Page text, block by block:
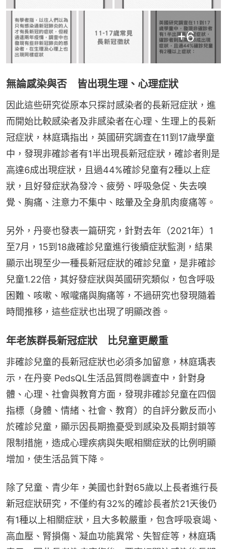
+6
無論感染與否 皆出現生理、心理症狀
因此這些研究從原本只探討感染者的長新冠症狀，進
而開始比較感染者及非感染者在心理、生理上的長新
冠症狀，林庭瑀指出，英國研究調查在11到17歲學童
中，發現非確診者有1半出現長新冠症狀，確診者則是
高達6成出現症狀，且過44%確診兒童有2種以上症
狀，且好發症狀為發冷、疲勞、呼吸急促、失去嗅
覺、胸痛、注意力不集中、眩暈及全身肌肉痠痛等。
另外，丹麥也發表一篇研究，針對去年（2021年）1
至7月，15到18歲確診兒童進行後續症狀監測，結果
顯示出現至少一種長新冠症狀的確診兒童，是非確診
兒童1.22倍，其好發症狀與英國研究類似，包含呼吸
困難、咳嗽、喉嚨痛與胸痛等，不過研究也發現隨着
時間推移，這些症狀也出現了明顯改善。
年老族群長新冠症狀 比兒童更嚴重
非確診兒童的長新冠症狀也必須多加留意，林庭瑀表
示，在丹麥 PedsQL生活品質問卷調查中，針對身
體、心理、社會與教育方面，發現非確診兒童在四個
指標（身體、情緒、社會、教育）的自評分數反而小
於確診兒童，顯示因長期擔憂受到感染及長期封鎖等
限制措施，造成心理疾病與失眠相關症狀的比例明顯
增加，使生活品質下降。
除了兒童、青少年，美國也針對65歲以上長者進行長
新冠症狀研究，不僅約有32%的確診長者於21天後仍
有1種以上相關症狀，且大多較嚴重，包含呼吸衰竭、
高血壓、腎損傷、凝血功能異常、失智症等，林庭瑀